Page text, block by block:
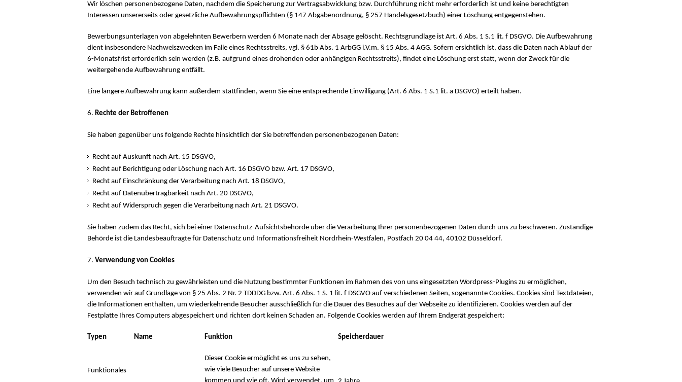
Wir löschen personenbezogene Daten, nachdem die Speicherung zur Vertragsabwicklung bzw. Durchführung nicht mehr erforderlich ist und keine berechtigten
Interessen unsererseits oder gesetzliche Aufbewahrungspflichten (§ 147 Abgabenordnung, § 257 Handelsgesetzbuch) einer Löschung entgegenstehen.
Bewerbungsunterlagen von abgelehnten Bewerbern werden 6 Monate nach der Absage gelöscht. Rechtsgrundlage ist Art. 6 Abs. 1 S.1 lit. f DSGVO. Die Aufbewahrung
dient insbesondere Nachweiszwecken im Falle eines Rechtsstreits, vgl. § 61b Abs. 1 ArbGG i.V.m. § 15 Abs. 4 AGG. Sofern ersichtlich ist, dass die Daten nach Ablauf der
6-Monatsfrist erforderlich sein werden (z.B. aufgrund eines drohenden oder anhängigen Rechtsstreits), findet eine Löschung erst statt, wenn der Zweck für die
weitergehende Aufbewahrung entfällt.
Eine längere Aufbewahrung kann außerdem stattfinden, wenn Sie eine entsprechende Einwilligung (Art. 6 Abs. 1 S.1 lit. a DSGVO) erteilt haben.
Rechte der Betroffenen
Sie haben gegenüber uns folgende Rechte hinsichtlich der Sie betreffenden personenbezogenen Daten:
Recht auf Auskunft nach Art. 15 DSGVO,
Recht auf Berichtigung oder Löschung nach Art. 16 DSGVO bzw. Art. 17 DSGVO,
Recht auf Einschränkung der Verarbeitung nach Art. 18 DSGVO,
Recht auf Datenübertragbarkeit nach Art. 20 DSGVO,
Recht auf Widerspruch gegen die Verarbeitung nach Art. 21 DSGVO.
Sie haben zudem das Recht, sich bei einer Datenschutz-Aufsichtsbehörde über die Verarbeitung Ihrer personenbezogenen Daten durch uns zu beschweren. Zuständige
Behörde ist die Landesbeauftragte für Datenschutz und Informationsfreiheit Nordrhein-Westfalen, Postfach 20 04 44, 40102 Düsseldorf.
Verwendung von Cookies
Um den Besuch technisch zu gewährleisten und die Nutzung bestimmter Funktionen im Rahmen des von uns eingesetzten Wordpress-Plugins zu ermöglichen,
verwenden wir auf Grundlage von § 25 Abs. 2 Nr. 2 TDDDG bzw. Art. 6 Abs. 1 S. 1 lit. f DSGVO auf verschiedenen Seiten, sogenannte Cookies. Cookies sind Textdateien,
die Informationen enthalten, um wiederkehrende Besucher ausschließlich für die Dauer des Besuches auf der Webseite zu identifizieren. Cookies werden auf der
Festplatte Ihres Computers abgespeichert und richten dort keinen Schaden an. Folgende Cookies werden auf Ihrem Endgerät gespeichert:
Typen Name Funktion Speicherdauer
Funktionales
Dieser Cookie ermöglicht es uns zu sehen,
wie viele Besucher auf unsere Website